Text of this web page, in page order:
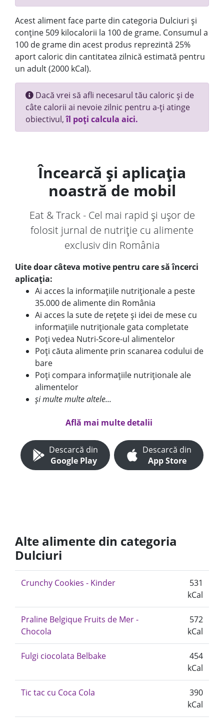
Acest aliment face parte din categoria Dulciuri și
conține 509 kilocalorii la 100 de grame. Consumul a
100 de grame din acest produs reprezintă 25%
aport caloric din cantitatea zilnică estimată pentru
un adult (2000 kCal).
Dacă vrei să afli necesarul tău caloric și de
câte calorii ai nevoie zilnic pentru a-ți atinge
obiectivul,îl poți calcula aici.
Încearcă și aplicația
noastră de mobil
Eat & Track - Cel mai rapid și ușor de
folosit jurnal de nutriție cu alimente
exclusiv din România
Uite doar câteva motive pentru care să încerci
aplicația:
Ai acces la informațiile nutriționale a peste
35.000 de alimente din România
Ai acces la sute de rețete și idei de mese cu
informațiile nutriționale gata completate
Poți vedea Nutri-Score-ul alimentelor
Poți căuta alimente prin scanarea codului de
bare
Poți compara informațiile nutriționale ale
alimentelor
și multe multe altele...
Află mai multe detalii
Descarcă din
Google Play
Descarcă din
App Store
Alte alimente din categoria
Dulciuri
Crunchy Cookies - Kinder
531
kCal
Praline Belgique Fruits de Mer -
Chocola
572
kCal
Fulgi ciocolata Belbake
454
kCal
Tic tac cu Coca Cola
390
kCal